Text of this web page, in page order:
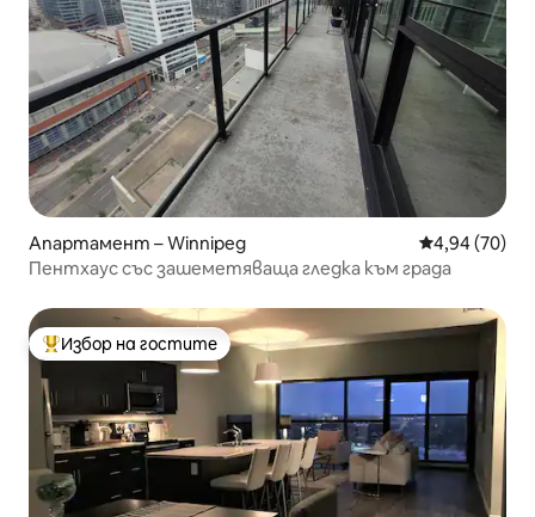
Апартамент – Winnipeg Средна
4,94 (70)
Пентхаус със зашеметяваща гледка към града
Най-популярен избор на гостите
Избор на гостите